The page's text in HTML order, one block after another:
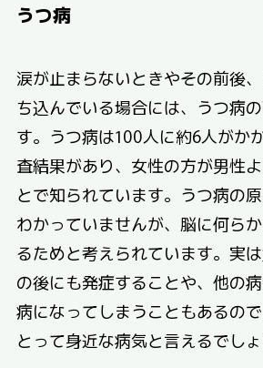
うつ病
涙が止まらないときやその前後
ち込んでいる場合には、うつ病
す。うつ病は100人に約6人がか
査結果があり、女性の方が男性
とで知られています。うつ病の
わかっていませんが、脳に何ら
るためと考えられています。実
の後にも発症することや、他の
病になってしまうこともあるの
とって身近な病気と言えるでしょ